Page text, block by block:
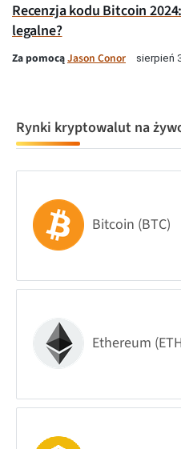
Recenzja kodu Bitcoin
legalne?
Za pomocąJason Conor sierpień
Rynki kryptowalut na
Bitcoin (BTC)
Ethereum